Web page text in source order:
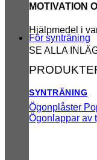
MOTIVATION
Hjälpmedel i
SE ALLA
För synträning
SYNTRÄNING
Ögonplåster
Ögonlappar av